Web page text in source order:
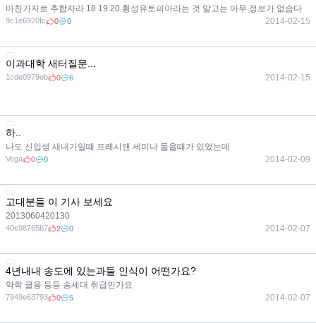
마찬가지로 추합자라 18 19 20 횡성유토피아라는 것 말고는 아무 정보가 없슴다
9c1e6920fc 0 0 2014-02-15
이과대학 새터질문...
1cde0979eb 0 6 2014-02-15
하..
나도 신입생 새내기일때 프레시맨 세미나 들을때가 있었는데
Vega 0 0 2014-02-09
고대분들 이 기사 보세요
2013060420130
40e98765b7 2 0 2014-02-07
4년내내 송도에 있는과들 인식이 어떤가요?
약학 글융 등등 송세대 취급인가요
7949e63793 0 5 2014-02-07